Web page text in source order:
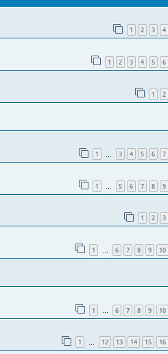
1 2 3 4
1 2 3 4 5 6
1 2
1 3 4 5 6 7
1 … 5 6 7 8 9
1 2 3
1 6 7 8 9 10
1 … 6 7 8 9 10
1 12 13 14 15 16